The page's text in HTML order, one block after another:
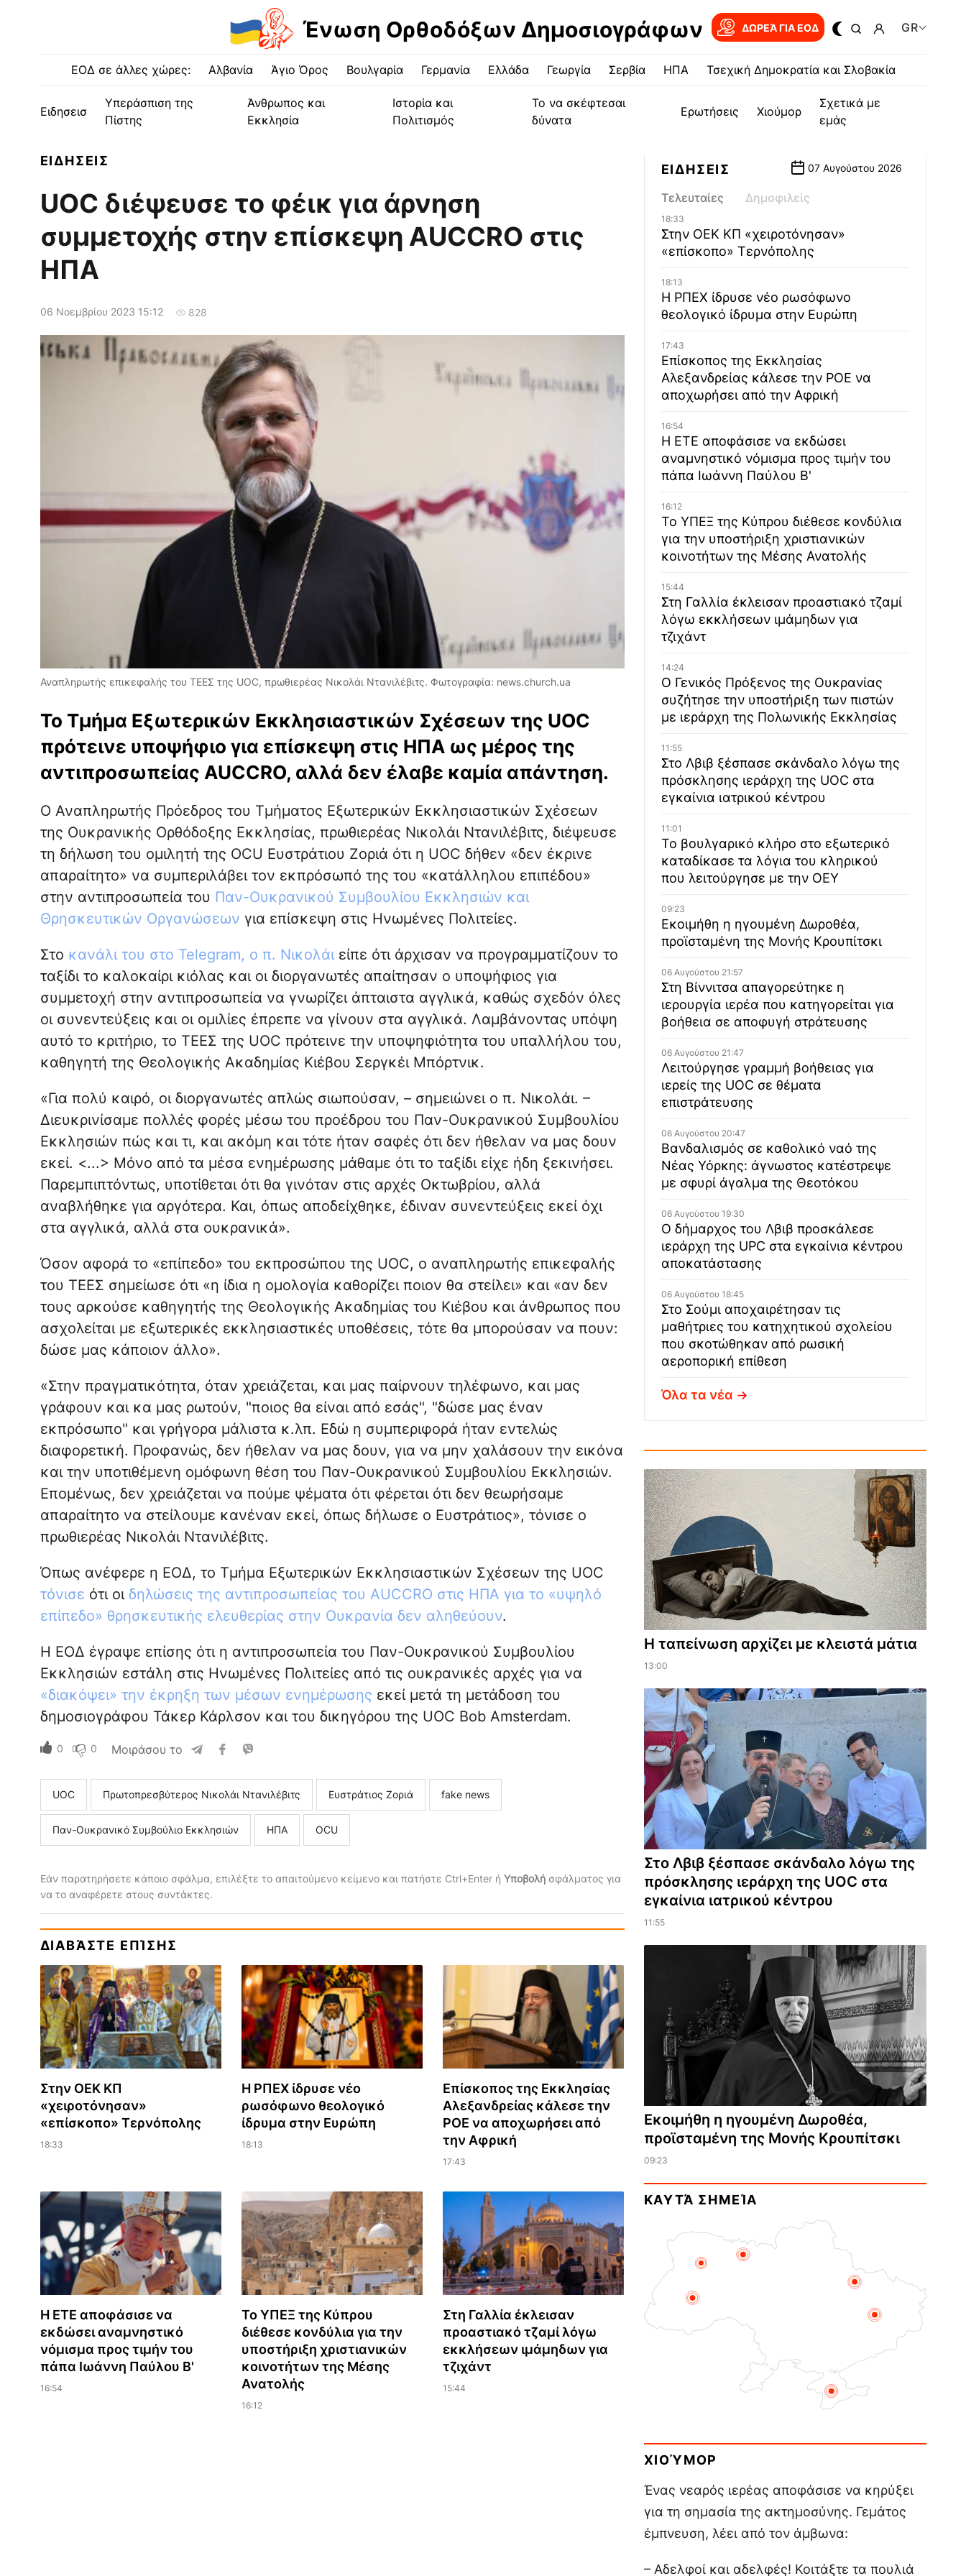
Ένωση Ορθοδόξων Δημοσιογράφων ΔΩΡΕΆ ΓΙΑ EOΔ GR
ΕΟΔ σε άλλες χώρες: Αλβανία Άγιο Όρος Βουλγαρία Γερμανία Ελλάδα Γεωργία Σερβία ΗΠΑ Τσεχική Δημοκρατία και Σλοβακία
Ειδησεισ
Υπεράσπιση της
Πίστης
Άνθρωπος και
Εκκλησία
Ιστορία και
Πολιτισμός
Το να σκέφτεσαι
δύνατα
Ερωτήσεις Χιούμορ
Σχετικά με
εμάς
ΕΙΔΗΣΕΙΣ
UOC διέψευσε το φέικ για άρνηση
συμμετοχής στην επίσκεψη AUCCRO στις
ΗΠΑ
06 Νοεμβρίου 2023 15:12 828
Αναπληρωτής επικεφαλής του ΤΕΕΣ της UOC, πρωθιερέας Νικολάι Ντανιλέβιτς. Φωτογραφία: news.church.ua
Το Τμήμα Εξωτερικών Εκκλησιαστικών Σχέσεων της UOC
πρότεινε υποψήφιο για επίσκεψη στις ΗΠΑ ως μέρος της
αντιπροσωπείας AUCCRO, αλλά δεν έλαβε καμία απάντηση.
Ο Αναπληρωτής Πρόεδρος του Τμήματος Εξωτερικών Εκκλησιαστικών Σχέσεων
της Ουκρανικής Ορθόδοξης Εκκλησίας, πρωθιερέας Νικολάι Ντανιλέβιτς, διέψευσε
τη δήλωση του ομιλητή της OCU Ευστράτιου Ζοριά ότι η UOC δήθεν «δεν έκρινε
απαραίτητο» να συμπεριλάβει τον εκπρόσωπό της του «κατάλληλου επιπέδου»
στην αντιπροσωπεία του Παν-Ουκρανικού Συμβουλίου Εκκλησιών και
Θρησκευτικών Οργανώσεων για επίσκεψη στις Ηνωμένες Πολιτείες.
Στο κανάλι του στο Telegram, ο π. Νικολάιείπε ότι άρχισαν να προγραμματίζουν το
ταξίδι το καλοκαίρι κιόλας και οι διοργανωτές απαίτησαν ο υποψήφιος για
συμμετοχή στην αντιπροσωπεία να γνωρίζει άπταιστα αγγλικά, καθώς σχεδόν όλες
οι συνεντεύξεις και οι ομιλίες έπρεπε να γίνουν στα αγγλικά. Λαμβάνοντας υπόψη
αυτό το κριτήριο, το ΤΕΕΣ της UOC πρότεινε την υποψηφιότητα του υπαλλήλου του,
καθηγητή της Θεολογικής Ακαδημίας Κιέβου Σεργκέι Μπόρτνικ.
«Για πολύ καιρό, οι διοργανωτές απλώς σιωπούσαν, – σημειώνει ο π. Νικολάι. –
Διευκρινίσαμε πολλές φορές μέσω του προέδρου του Παν-Ουκρανικού Συμβουλίου
Εκκλησιών πώς και τι, και ακόμη και τότε ήταν σαφές ότι δεν ήθελαν να μας δουν
εκεί. <...> Μόνο από τα μέσα ενημέρωσης μάθαμε ότι το ταξίδι είχε ήδη ξεκινήσει.
Παρεμπιπτόντως, υποτίθεται ότι θα γινόταν στις αρχές Οκτωβρίου, αλλά
αναβλήθηκε για αργότερα. Και, όπως αποδείχθηκε, έδιναν συνεντεύξεις εκεί όχι
στα αγγλικά, αλλά στα ουκρανικά».
Όσον αφορά το «επίπεδο» του εκπροσώπου της UOC, ο αναπληρωτής επικεφαλής
του ΤΕΕΣ σημείωσε ότι «η ίδια η ομολογία καθορίζει ποιον θα στείλει» και «αν δεν
τους αρκούσε καθηγητής της Θεολογικής Ακαδημίας του Κιέβου και άνθρωπος που
ασχολείται με εξωτερικές εκκλησιαστικές υποθέσεις, τότε θα μπορούσαν να πουν:
δώσε μας κάποιον άλλο».
«Στην πραγματικότητα, όταν χρειάζεται, και μας παίρνουν τηλέφωνο, και μας
γράφουν και κα μας ρωτούν, "ποιος θα είναι από εσάς", "δώσε μας έναν
εκπρόσωπο" και γρήγορα μάλιστα κ.λπ. Εδώ η συμπεριφορά ήταν εντελώς
διαφορετική. Προφανώς, δεν ήθελαν να μας δουν, για να μην χαλάσουν την εικόνα
και την υποτιθέμενη ομόφωνη θέση του Παν-Ουκρανικού Συμβουλίου Εκκλησιών.
Επομένως, δεν χρειάζεται να πούμε ψέματα ότι φέρεται ότι δεν θεωρήσαμε
απαραίτητο να στείλουμε κανέναν εκεί, όπως δήλωσε ο Ευστράτιος», τόνισε ο
πρωθιερέας Νικολάι Ντανιλέβιτς.
Όπως ανέφερε η ΕΟΔ, το Τμήμα Εξωτερικών Εκκλησιαστικών Σχέσεων της UOC
τόνισε ότι οι δηλώσεις της αντιπροσωπείας του AUCCRO στις ΗΠΑ για το «υψηλό
επίπεδο» θρησκευτικής ελευθερίας στην Ουκρανία δεν αληθεύουν.
Η ΕΟΔ έγραψε επίσης ότι η αντιπροσωπεία του Παν-Ουκρανικού Συμβουλίου
Εκκλησιών εστάλη στις Ηνωμένες Πολιτείες από τις ουκρανικές αρχές για να
«διακόψει» την έκρηξη των μέσων ενημέρωσης εκεί μετά τη μετάδοση του
δημοσιογράφου Τάκερ Κάρλσον και του δικηγόρου της UOC Bob Amsterdam.
0 0 Μοιράσου το
UOC Πρωτοπρεσβύτερος Νικολάι Ντανιλέβιτς Ευστράτιος Ζοριά fake news
Παν-Ουκρανικό Συμβούλιο Εκκλησιών ΗΠΑ ΟCU
Εάν παρατηρήσετε κάποιο σφάλμα, επιλέξτε το απαιτούμενο κείμενο και πατήστε Ctrl+Enter ή Υποβολήσφάλματος για
να το αναφέρετε στους συντάκτες.
ΔΙΑΒΆΣΤΕ ΕΠΊΣΗΣ
Στην ΟΕΚ ΚΠ
«χειροτόνησαν»
«επίσκοπο» Τερνόπολης
18:33
Η ΡΠΕΧ ίδρυσε νέο
ρωσόφωνο θεολογικό
ίδρυμα στην Ευρώπη
18:13
Επίσκοπος της Εκκλησίας
Αλεξανδρείας κάλεσε την
ΡΟΕ να αποχωρήσει από
την Αφρική
17:43
Η ΕΤΕ αποφάσισε να
εκδώσει αναμνηστικό
νόμισμα προς τιμήν του
πάπα Ιωάννη Παύλου Β'
16:54
Το ΥΠΕΞ της Κύπρου
διέθεσε κονδύλια για την
υποστήριξη χριστιανικών
κοινοτήτων της Μέσης
Ανατολής
16:12
Στη Γαλλία έκλεισαν
προαστιακό τζαμί λόγω
εκκλήσεων ιμάμηδων για
τζιχάντ
15:44
ΕΙΔΗΣΕΙΣ 07 Αυγούστου 2026
Τελευταίες Δημοφιλείς
18:33
Στην ΟΕΚ ΚΠ «χειροτόνησαν»
«επίσκοπο» Τερνόπολης
18:13
Η ΡΠΕΧ ίδρυσε νέο ρωσόφωνο
θεολογικό ίδρυμα στην Ευρώπη
17:43
Επίσκοπος της Εκκλησίας
Αλεξανδρείας κάλεσε την ΡΟΕ να
αποχωρήσει από την Αφρική
16:54
Η ΕΤΕ αποφάσισε να εκδώσει
αναμνηστικό νόμισμα προς τιμήν του
πάπα Ιωάννη Παύλου Β'
16:12
Το ΥΠΕΞ της Κύπρου διέθεσε κονδύλια
για την υποστήριξη χριστιανικών
κοινοτήτων της Μέσης Ανατολής
15:44
Στη Γαλλία έκλεισαν προαστιακό τζαμί
λόγω εκκλήσεων ιμάμηδων για
τζιχάντ
14:24
Ο Γενικός Πρόξενος της Ουκρανίας
συζήτησε την υποστήριξη των πιστών
με ιεράρχη της Πολωνικής Εκκλησίας
11:55
Στο Λβιβ ξέσπασε σκάνδαλο λόγω της
πρόσκλησης ιεράρχη της UOC στα
εγκαίνια ιατρικού κέντρου
11:01
Το βουλγαρικό κλήρο στο εξωτερικό
καταδίκασε τα λόγια του κληρικού
που λειτούργησε με την ΟΕΥ
09:23
Εκοιμήθη η ηγουμένη Δωροθέα,
προϊσταμένη της Μονής Κρουπίτσκι
06 Αυγούστου 21:57
Στη Βίννιτσα απαγορεύτηκε η
ιερουργία ιερέα που κατηγορείται για
βοήθεια σε αποφυγή στράτευσης
06 Αυγούστου 21:47
Λειτούργησε γραμμή βοήθειας για
ιερείς της UOC σε θέματα
επιστράτευσης
06 Αυγούστου 20:47
Βανδαλισμός σε καθολικό ναό της
Νέας Υόρκης: άγνωστος κατέστρεψε
με σφυρί άγαλμα της Θεοτόκου
06 Αυγούστου 19:30
Ο δήμαρχος του Λβιβ προσκάλεσε
ιεράρχη της UPC στα εγκαίνια κέντρου
αποκατάστασης
06 Αυγούστου 18:45
Στο Σούμι αποχαιρέτησαν τις
μαθήτριες του κατηχητικού σχολείου
που σκοτώθηκαν από ρωσική
αεροπορική επίθεση
Όλα τα νέα
Η ταπείνωση αρχίζει με κλειστά μάτια
13:00
Στο Λβιβ ξέσπασε σκάνδαλο λόγω της
πρόσκλησης ιεράρχη της UOC στα
εγκαίνια ιατρικού κέντρου
11:55
Εκοιμήθη η ηγουμένη Δωροθέα,
προϊσταμένη της Μονής Κρουπίτσκι
09:23
ΚΑΥΤΆ ΣΗΜΕΊΑ
ΧΙΟΎΜΟΡ
Ένας νεαρός ιερέας αποφάσισε να κηρύξει
για τη σημασία της ακτημοσύνης. Γεμάτος
έμπνευση, λέει από τον άμβωνα:
– Αδελφοί και αδελφές! Κοιτάξτε τα πουλιά